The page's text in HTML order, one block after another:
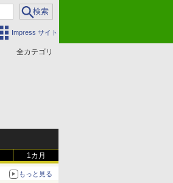
Impress サイト
全カテゴリ
1カ月
もっと見る